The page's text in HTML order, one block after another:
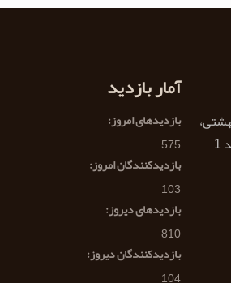
آمار بازدید
بازدیدهای امروز:
575
بازدیدکنندگان امروز:
103
بازدیدهای دیروز:
810
بازدیدکنندگان دیروز:
104